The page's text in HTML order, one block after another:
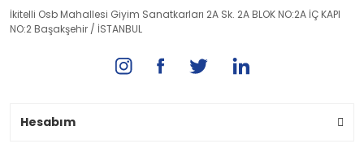
İkitelli Osb Mahallesi Giyim Sanatkarları 2A Sk. 2A BLOK NO:2A İÇ KAPI
NO:2 Başakşehir / İSTANBUL
Hesabım